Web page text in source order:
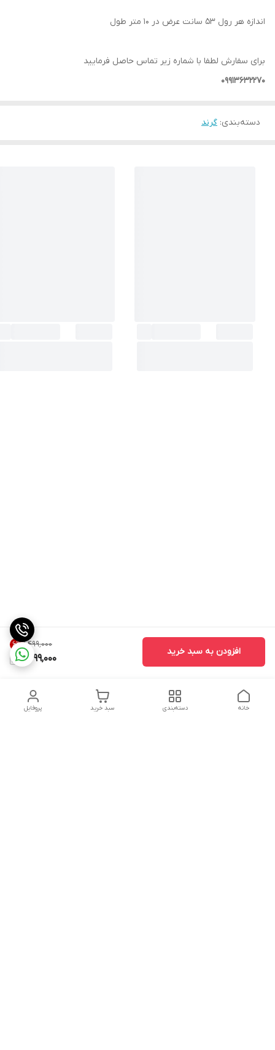
۱٬۴۹۹٬۰۰۰ 6%
1,399,000
افزودن به سبد خرید
اندازه هر رول 53 سانت عرض در 10 متر طول
برای سفارش لطفا با شماره زیر تماس حاصل فرمایید
09913632270
دسته‌بندی: گرند
پروفایل سبد خرید دسته‌بندی خانه